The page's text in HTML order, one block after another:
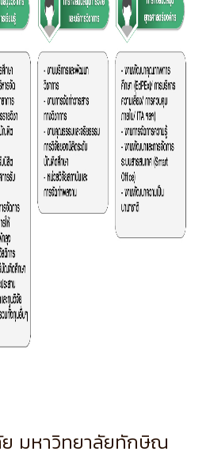
มหาวิทยาลัยทักษิณ